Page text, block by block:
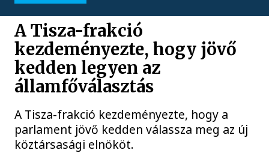
A Tisza-frakció
kezdeményezte, hogy jövő
kedden legyen az
államfőválasztás
A Tisza-frakció kezdeményezte, hogy a
parlament jövő kedden válassza meg az új
köztársasági elnököt.